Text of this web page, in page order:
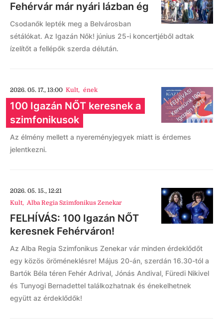
Fehérvár már nyári lázban ég
Csodanők lepték meg a Belvárosban
sétálókat. Az Igazán Nők! június 25-i koncertjéből adtak
ízelítőt a fellépők szerda délután.
2026. 05. 17., 13:00 Kult, ének
100 Igazán NŐT keresnek a
szimfonikusok
Az élmény mellett a nyereményjegyek miatt is érdemes
jelentkezni.
2026. 05. 15., 12:21
Kult, Alba Regia Szimfonikus Zenekar
FELHÍVÁS: 100 Igazán NŐT
keresnek Fehérváron!
Az Alba Regia Szimfonikus Zenekar vár minden érdeklődőt
egy közös öröméneklésre! Május 20-án, szerdán 16.30-tól a
Bartók Béla téren Fehér Adrival, Jónás Andival, Füredi Nikivel
és Tunyogi Bernadettel találkozhatnak és énekelhetnek
együtt az érdeklődők!